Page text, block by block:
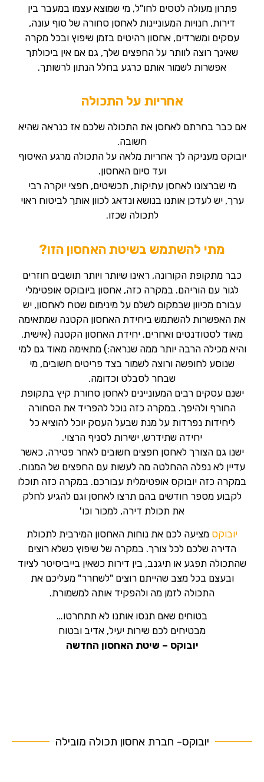
פתרון מעולה לטסים לחו"ל, מי שמוצא עצמו במעבר בין
דירות, חנויות המעוניינות לאחסן סחורה של סוף עונה,
עסקים ומשרדים, אחסון רהיטים בזמן שיפוץ ובכל מקרה
שאינך רוצה לוותר על החפצים שלך, גם אם אין ביכולתך
אפשרות לשמור אותם כרגע בחלל הנתון לרשותך.
אחריות על התכולה
אם כבר בחרתם לאחסן את התכולה שלכם אז כנראה שהיא
חשובה.
יובוקס מעניקה לך אחריות מלאה על התכולה מרגע האיסוף
ועד סיום האחסון.
מי שברצונו לאחסן עתיקות, תכשיטים, חפצי יוקרה רבי
ערך, יש לעדכן אותנו בנושא ונדאג לכוון אותך לביטוח ראוי
לתכולה שכזו.
מתי להשתמש בשיטת האחסון הזו?
כבר מתקופת הקורונה, ראינו שיותר ויותר תושבים חוזרים
לגור עם הוריהם. במקרה כזה, אחסון ביובוקס אופטימלי
עבורם מכיוון שבמקום לשלם על מינימום שטח לאחסון, יש
את האפשרות להשתמש ביחידת האחסון הקטנה שמתאימה
מאוד לסטודנטים ואחרים. יחידת האחסון הקטנה (אישית.
והיא מכילה הרבה יותר ממה שנראה:) מתאימה מאוד גם למי
שנוסע לחופשה ורוצה לשמור בצד פריטים חשובים, מי
שבחר לסבלט וכדומה.
ישנם עסקים רבים המעוניינים לאחסן סחורת קיץ בתקופת
החורף ולהיפך. במקרה כזה נוכל להפריד את הסחורה
ליחידות נפרדות על מנת שבעל העסק יוכל להוציא כל
יחידה שתידרש, ישירות לסניף הרצוי.
ישנו גם הצורך לאחסן חפצים חשובים לאחר פטירה, כאשר
עדיין לא נפלה ההחלטה מה לעשות עם החפצים של המנוח.
במקרה כזה יובוקס אופטימלית עבורכם. במקרה כזה תוכלו
לקבוע מספר חודשים בהם תרצו לאחסן וגם להגיע לחלק
את תכולת דירה, למכור וכו'
יובוקס מציעה לכם את נוחות האחסון המירבית לתכולת
הדירה שלכם לכל צורך. במקרה של שיפוץ כשלא רוצים
שהתכולה תפגע או תיגנב, בין דירות כשאין בייביסיטר לציוד
ובעצם בכל מצב שהייתם רוצים "לשחרר" מעליכם את
התכולה לזמן מה ולהפקיד אותה למשמורת.
בטוחים שאם תנסו אותנו לא תתחרטו…
מבטיחים לכם שירות יעיל, אדיב ובטוח
יובוקס – שיטת האחסון החדשה
יובוקס- חברת אחסון תכולה מובילה